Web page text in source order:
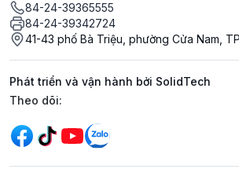
84-24-39365555
84-24-39342724
41-43 phố Bà Triệu, phường Cửa Nam,
Phát triển và vận hành bởi SolidTech
Mạng xã hội
Theo dõi: